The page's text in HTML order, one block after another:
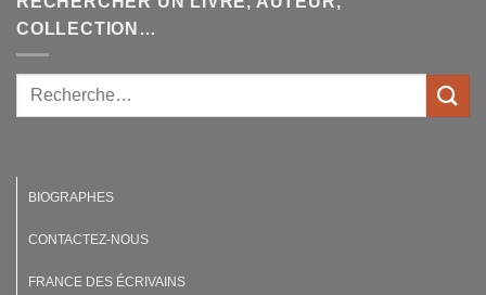
COLLECTION…
BIOGRAPHES
CONTACTEZ-NOUS
FRANCE DES ÉCRIVAINS